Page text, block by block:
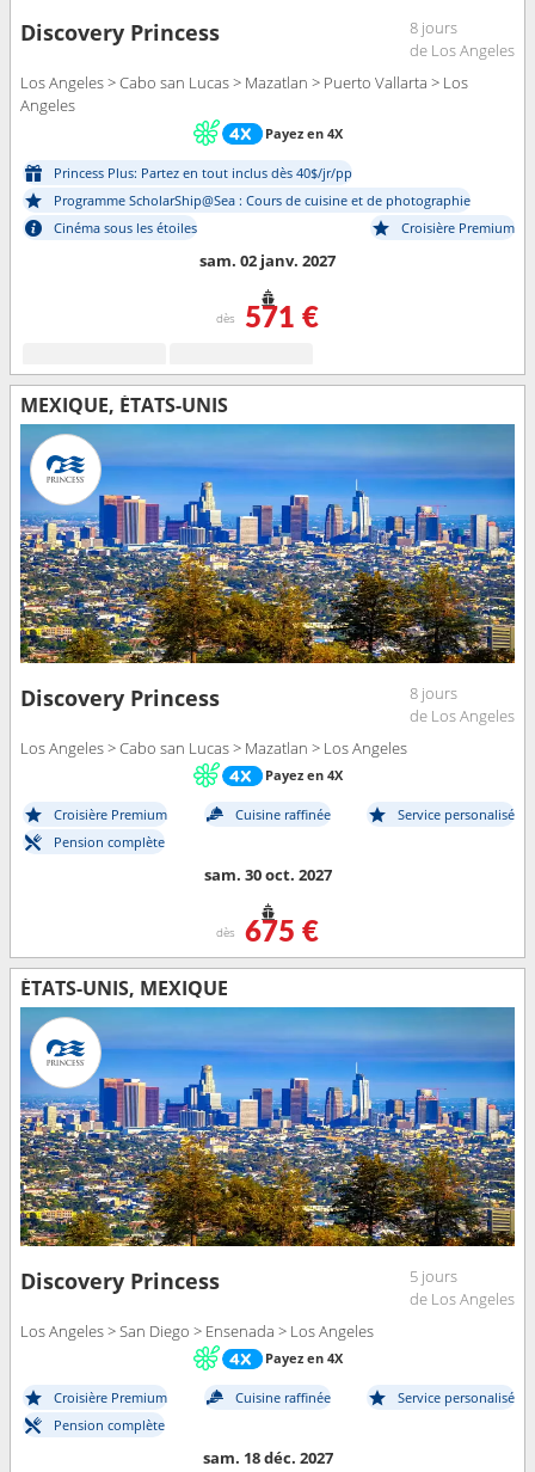
Discovery Princess
8 jours
de Los Angeles
Los Angeles > Cabo san Lucas > Mazatlan > Puerto Vallarta > Los
Angeles
Payez en 4X
Princess Plus: Partez en tout inclus dès 40$/jr/pp
Programme ScholarShip@Sea : Cours de cuisine et de photographie
Cinéma sous les étoiles
Croisière Premium
sam. 02 janv. 2027
dès 571 €
MEXIQUE, ÉTATS-UNIS
Discovery Princess
8 jours
de Los Angeles
Los Angeles > Cabo san Lucas > Mazatlan > Los Angeles
Payez en 4X
Croisière Premium Cuisine raffinée
Service personalisé
Pension complète
sam. 30 oct. 2027
dès 675 €
ÉTATS-UNIS, MEXIQUE
Discovery Princess
5 jours
de Los Angeles
Los Angeles > San Diego > Ensenada > Los Angeles
Payez en 4X
Croisière Premium Cuisine raffinée
Service personalisé
Pension complète
sam. 18 déc. 2027